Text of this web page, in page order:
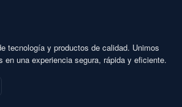
tecnología y productos de calidad. Unimos
en una experiencia segura, rápida y eficiente.